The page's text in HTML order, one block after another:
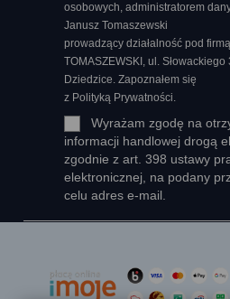
osobowych, administratorem
Janusz Tomaszewski
prowadzący działalność pod
TOMASZEWSKI, ul.
Dziedzice. Zapoznałem się
z Polityką Prywatności.
Wyrażam zgodę na
informacji handlowej drogą
zgodnie z art. 398 ustawy
elektronicznej, na podany
celu adres e-mail.